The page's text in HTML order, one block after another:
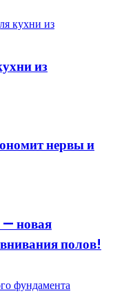
из
нервы и
— новая
полов!